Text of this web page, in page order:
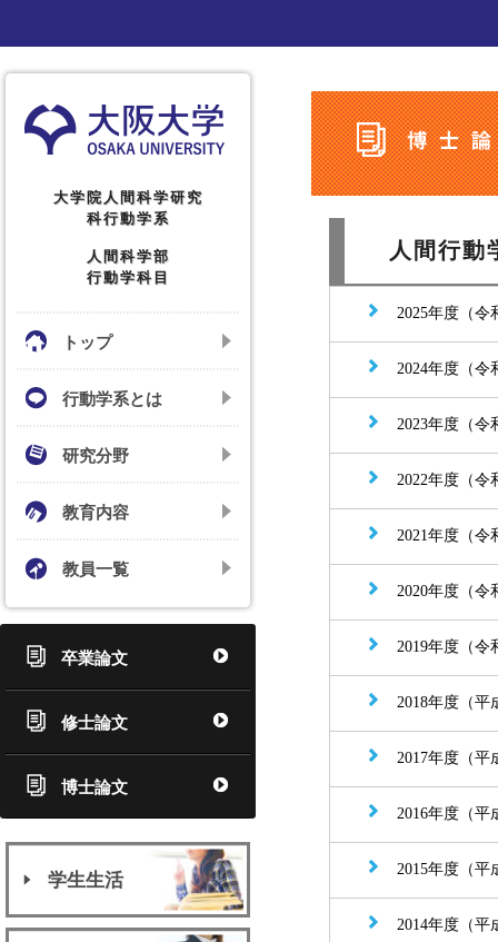
大学院人間科学研究
科行動学系
人間科学部
行動学科目
トップ
行動学系とは
研究分野
教育内容
教員一覧
卒業論文
修士論文
博士論文
学生生活
人間行動
2025年度（令
2024年度（令
2023年度（令
2022年度（令
2021年度（令
2020年度（令
2019年度（令
2018年度（平
2017年度（平
2016年度（平
2015年度（平
2014年度（平